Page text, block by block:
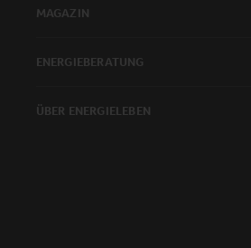
MAGAZIN
ENERGIEBERATUNG
ÜBER ENERGIELEBEN